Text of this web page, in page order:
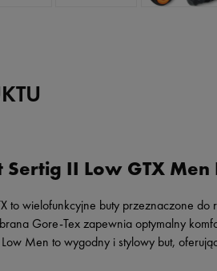
Sertig II Low GTX
to wielofunkcyjne buty przeznaczone
Gore-Tex zapewnia optymalny
Men to wygodny i stylowy but,